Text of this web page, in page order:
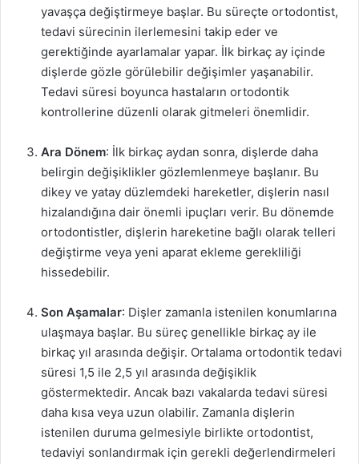
yavaşça değiştirmeye başlar. Bu süreçte ortodontist,
tedavi sürecinin ilerlemesini takip eder ve
gerektiğinde ayarlamalar yapar. İlk birkaç ay içinde
dişlerde gözle görülebilir değişimler yaşanabilir.
Tedavi süresi boyunca hastaların ortodontik
kontrollerine düzenli olarak gitmeleri önemlidir.
Ara Dönem: İlk birkaç aydan sonra, dişlerde daha
belirgin değişiklikler gözlemlenmeye başlanır. Bu
dikey ve yatay düzlemdeki hareketler, dişlerin nasıl
hizalandığına dair önemli ipuçları verir. Bu dönemde
ortodontistler, dişlerin hareketine bağlı olarak telleri
değiştirme veya yeni aparat ekleme gerekliliği
hissedebilir.
Son Aşamalar: Dişler zamanla istenilen konumlarına
ulaşmaya başlar. Bu süreç genellikle birkaç ay ile
birkaç yıl arasında değişir. Ortalama ortodontik tedavi
süresi 1,5 ile 2,5 yıl arasında değişiklik
göstermektedir. Ancak bazı vakalarda tedavi süresi
daha kısa veya uzun olabilir. Zamanla dişlerin
istenilen duruma gelmesiyle birlikte ortodontist,
tedaviyi sonlandırmak için gerekli değerlendirmeleri